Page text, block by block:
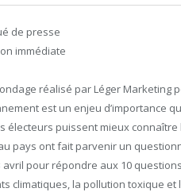
de presse
immédiate
réalisé par Léger Marketing
est un enjeu d’importance
électeurs puissent mieux
pays ont fait parvenir un
avril pour répondre aux 10
climatiques, la pollution toxique